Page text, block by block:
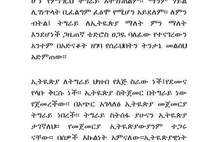
ሊገነጥላት ቢፈልግም ፈፅሞ የሚሆን አይደለም፡፡ ለምን
ብትል፤ ትግራይ ለኢትዪጵያ ማለት ምን ማለት
እንደሆነች ጋዜጠኛ ቴድሮስ ፀጋዪ ባለፈው የተናገረውን
አንተም በአድናቆት ዘገባ የሰራህበትን ትንታኔ መልሰህ
አድምጠው፡፡
ኢትዪጵያ ለትግራይ ህዝብ የእጅ ስራው ነች፤የደሙና
የላቡ ቅርሱ ነች፡፡ ኢትዪጵያ ስትጀመር በትግራይ ነው
የጀመረችው፡፡ በአጭር አገላለፅ ኢትዪጵያ መጀመርያ
ትግራይ ነበረች፡፡ ትግራይ ስትሰፋ ያሁናን ኢትዪጵያ
ታገኛለህ፡፡ የመጀመርያ ኢትዪጵያውያንም ተጋሩ
ናቸው፡፡ በሰዎች እኩልነት አምናለው፡፡ኢትዪጵያዊነት